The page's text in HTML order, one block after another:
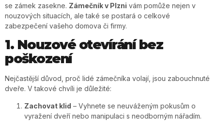
se zámek zasekne. Zámečník v Plzni vám pomůže nejen v
nouzových situacích, ale také se postará o celkové
zabezpečení vašeho domova či firmy.
1. Nouzové otevírání bez
poškození
Nejčastější důvod, proč lidé zámečníka volají, jsou zabouchnuté
dveře. V takové chvíli je důležité:
Zachovat klid – Vyhnete se neuváženým pokusům o
vyražení dveří nebo manipulaci s neodborným nářadím.